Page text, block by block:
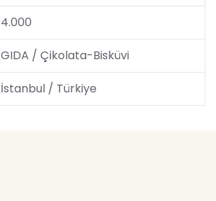
4.000
GIDA / Çikolata-Bisküvi
İstanbul / Türkiye